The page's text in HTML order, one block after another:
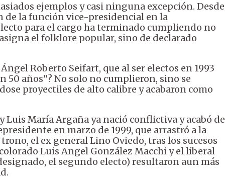
ejemplos y casi ninguna excepción. Desde
de la función vice-presidencial en la
para el cargo ha terminado cumpliendo no
el folklore popular, sino de declarado
Roberto Seifart, que al ser electos en 1993
50 años”? No solo no cumplieron, sino se
proyectiles de alto calibre y acabaron como
Luis María Argaña ya nació conflictiva y acabó de
en marzo de 1999, que arrastró a la
el ex general Lino Oviedo, tras los sucesos
Luis Angel González Macchi y el liberal
el segundo electo) resultaron aun más